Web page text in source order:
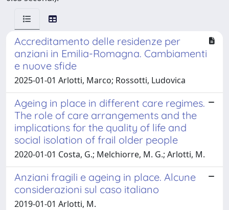
Accreditamento delle residenze per
anziani in Emilia-Romagna. Cambiamenti
e nuove sfide
2025-01-01 Arlotti, Marco; Rossotti, Ludovica
Ageing in place in different care regimes.
The role of care arrangements and the
implications for the quality of life and
social isolation of frail older people
2020-01-01 Costa, G.; Melchiorre, M. G.; Arlotti, M.
Anziani fragili e ageing in place. Alcune
considerazioni sul caso italiano
2019-01-01 Arlotti, M.